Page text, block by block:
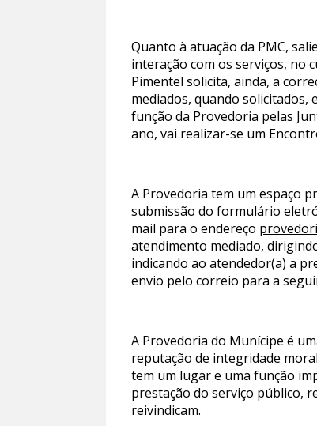
Quanto à atuação da PMC,
interação com os serviços, no
Pimentel solicita, ainda, a
mediados, quando solicitados,
função da Provedoria pelas
ano, vai realizar-se um
A Provedoria tem um espaço
submissão doformulário
mail para o endereço
atendimento mediado,
indicando ao atendedor(a) a
envio pelo correio para a
A Provedoria do Munícipe é
reputação de integridade
tem um lugar e uma função
prestação do serviço público,
reivindicam.